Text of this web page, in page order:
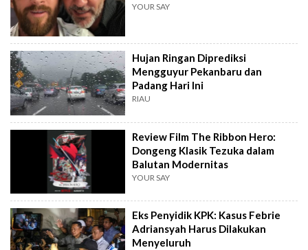
YOUR SAY
Hujan Ringan Diprediksi
Mengguyur Pekanbaru dan
Padang Hari Ini
RIAU
Review Film The Ribbon Hero:
Dongeng Klasik Tezuka dalam
Balutan Modernitas
YOUR SAY
Eks Penyidik KPK: Kasus Febrie
Adriansyah Harus Dilakukan
Menyeluruh